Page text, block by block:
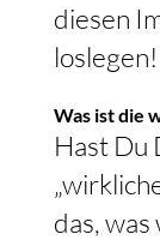
diesen
loslegen!
Was ist die
Hast Du
das,